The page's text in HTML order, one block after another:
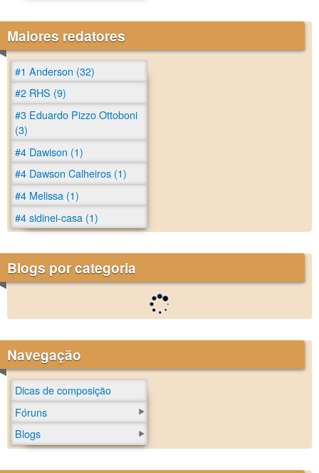
Maiores redatores
#1 Anderson (32)
#2 RHS (9)
#3 Eduardo Pizzo Ottoboni
(3)
#4 Dawison (1)
#4 Dawson Calheiros (1)
#4 Melissa (1)
#4 sidinei-casa (1)
Blogs por categoria
Navegação
Dicas de composição
Fóruns
Blogs